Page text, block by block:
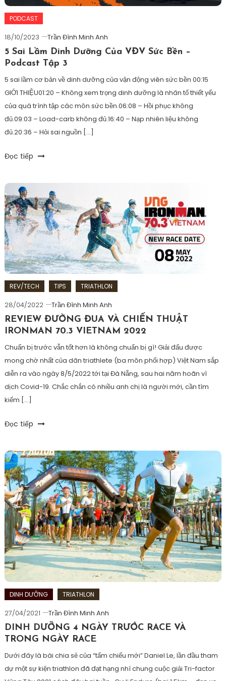
PODCAST
18/10/2023
Trần Đình Minh Anh
5 Sai Lầm Dinh Dưỡng Của VĐV Sức Bền –
Podcast Tập 3
5 sai lầm cơ bản về dinh dưỡng của vận động viên sức bền 00:15
GIỚI THIỆU01:20 – Không xem trọng dinh dưỡng là nhân tố thiết yếu
của quá trình tập các môn sức bền.06:08 – Hồi phục không
đủ.09:03 – Load-carb không đủ.16:40 – Nạp nhiên liệu không
đủ.20:36 – Hỏi sai nguồn […]
Tagged
boidapchay
chaybo,
dinhduong,
gel,
ironman ,
napnhienlieu,
nutrition,
triathlon
Đọc tiếp
REV/TECH TIPS TRIATHLON
28/04/2022
Trần Đình Minh Anh
REVIEW ĐƯỜNG ĐUA VÀ CHIẾN THUẬT
IRONMAN 70.3 VIETNAM 2022
Chuẩn bị trước vẫn tốt hơn là không chuẩn bị gì! Giải đấu được
mong chờ nhất của dân triathlete (ba môn phối hợp) Việt Nam sắp
diễn ra vào ngày 8/5/2022 tới tại Đà Nẵng, sau hai năm hoãn vì
dịch Covid-19. Chắc chắn có nhiều anh chị là người mới, cần tìm
kiếm […]
Tagged
chay,
chaybo,
dinhduong,
ironman,
ironman703,
ironman703vietnam,
napnhienlieu,
nutrition,
swimbikerun,
triathlon
Đọc tiếp
DINH DƯỠNG TRIATHLON
27/04/2021
Trần Đình Minh Anh
DINH DƯỠNG 4 NGÀY TRƯỚC RACE VÀ
TRONG NGÀY RACE
Dưới đây là bài chia sẻ của “tấm chiếu mới” Daniel Le, lần đầu tham
dự một sự kiện triathlon đã đạt hạng nhì chung cuộc giải Tri-factor